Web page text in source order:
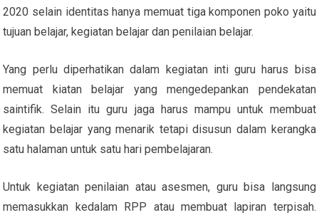
2020 selain identitas hanya memuat tiga komponen poko yaitu
tujuan belajar, kegiatan belajar dan penilaian belajar.
Yang perlu diperhatikan dalam kegiatan inti guru harus bisa
memuat kiatan belajar yang mengedepankan pendekatan
saintifik. Selain itu guru jaga harus mampu untuk membuat
kegiatan belajar yang menarik tetapi disusun dalam kerangka
satu halaman untuk satu hari pembelajaran.
Untuk kegiatan penilaian atau asesmen, guru bisa langsung
memasukkan kedalam RPP atau membuat lapiran terpisah.